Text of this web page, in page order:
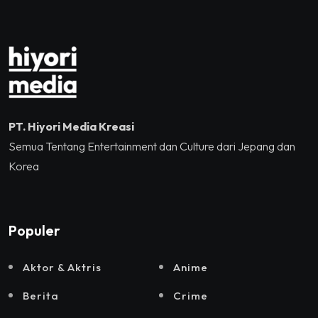
PT. Hiyori Media Kreasi
Semua Tentang Entertainment dan Culture dari Jepang dan
Korea
Populer
Aktor & Aktris Anime
Berita Crime